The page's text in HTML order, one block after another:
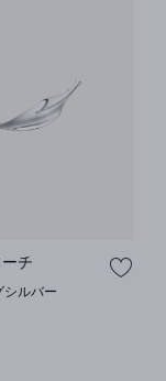
チ
シルバー